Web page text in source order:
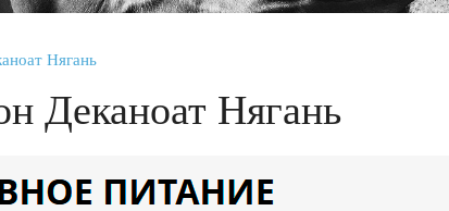
Нягань
Деканоат Нягань